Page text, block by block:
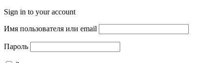
Sign in to your account
Имя пользователя или email
Пароль